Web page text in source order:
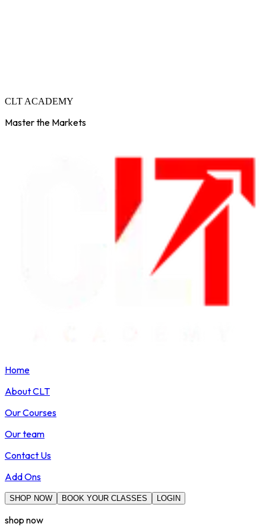
CLT ACADEMY
Master the Markets
Home
About CLT
Our Courses
Our team
Contact Us
Add Ons
SHOP NOW BOOK YOUR CLASSES LOGIN
shop now